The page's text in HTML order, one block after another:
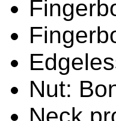
Nut:
Neck